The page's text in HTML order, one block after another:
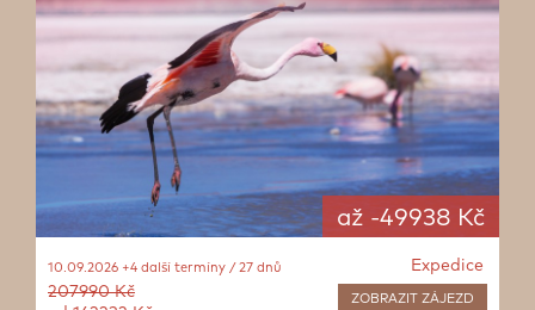
až -49938 Kč
Expedice
ZOBRAZIT ZÁJEZD
10.09.2026 +4 další termíny / 27 dnů
207990 Kč